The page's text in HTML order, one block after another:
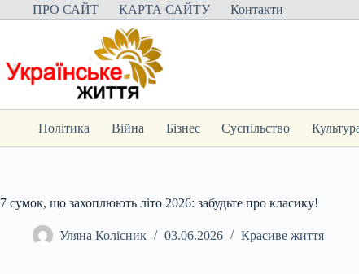
Перейти
до
ПРО САЙТ КАРТА САЙТУ Контакти
Політика Війна Бізнес Суспільство
7 сумок, що захоплюють літо 2026: забудьте про класику!
Уляна Колісник 03.06.2026 Красиве життя